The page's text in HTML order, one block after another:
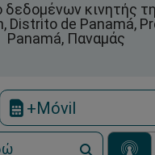
δεδομένων κινητής
Distrito de Panamá,
Panamá, Παναμάς
+Móvil